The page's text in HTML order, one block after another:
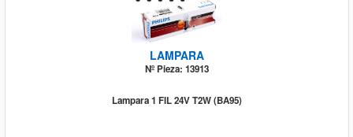
LAMPARA
Nº Pieza: 13913
Lampara 1 FIL 24V T2W (BA95)